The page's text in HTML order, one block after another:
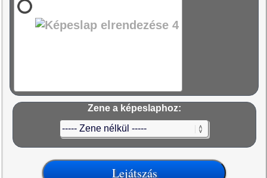
Zene a képeslaphoz: